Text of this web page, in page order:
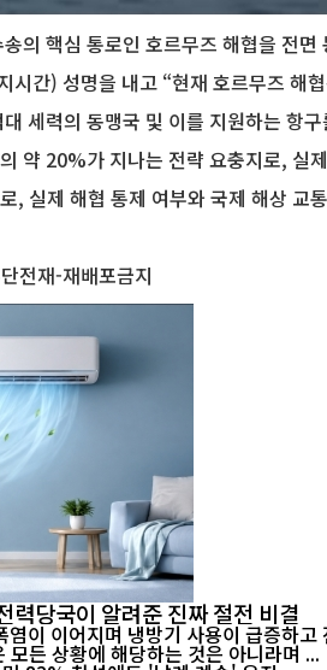
의 핵심 통로인 호르무즈 해협을 전면
간) 성명을 내고 “현재 호르무즈 해
세력의 동맹국 및 이를 지원하는 항
약 20%가 지나는 전략 요충지로,
, 실제 해협 통제 여부와 국제 해상 교
전재-재배포금지
당국이 알려준 진짜 절전 비결
든 상황에 해당하는 것은 아니라며 ...